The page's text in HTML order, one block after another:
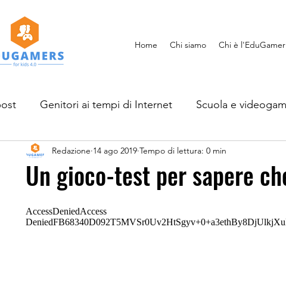
Home Chi siamo Chi è l'EduGamer
Genitori ai tempi di Internet Scuola e
e ricerche News Lavoro e videogame
Un gioco-test per sapere
Redazione 14 ago 2019 Tempo di lettura: 0 min